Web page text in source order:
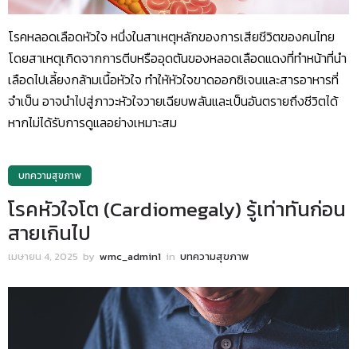
โรคหลอดเลือดหัวใจ หนึ่งในสาเหตุหลักของการเสียชีวิตของคนไทย
โดยสาเหตุเกิดจากการตีบหรืออุดตันของหลอดเลือดแดงที่ทำหน้าที่นำ
เลือดไปเลี้ยงกล้ามเนื้อหัวใจ ทำให้หัวใจขาดออกซิเจนและสารอาหารที่
จำเป็น อาจนำไปสู่ภาวะหัวใจวายเฉียบพลันและเป็นอันตรายถึงชีวิตได้
หากไม่ได้รับการดูแลอย่างเหมาะสม
บทความสุขภาพ
โรคหัวใจโต (Cardiomegaly) รู้เท่าทันก่อน
สายเกินไป
เมษายน 4, 2025 by wmc_admin1 in บทความสุขภาพ